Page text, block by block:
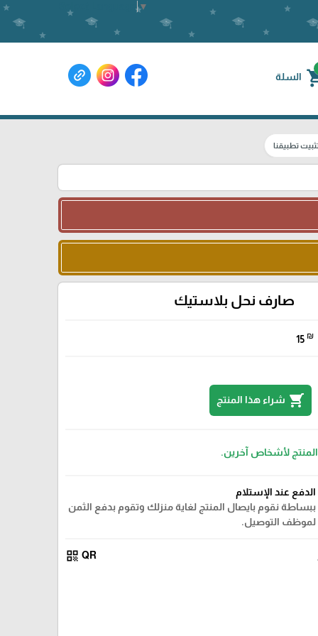
Select Language▼
السلة
تطبيقنا
صارف نحل بلاستيك
15 ₪
shopping_cart شراء هذا المنتج
لأشخاص آخرين.
الدفع عند الإستلام
ببساطة نقوم بايصال المنتج لغاية منزلك وتقوم بدفع الثمن
لموظف التوصيل.
QR
qr_code